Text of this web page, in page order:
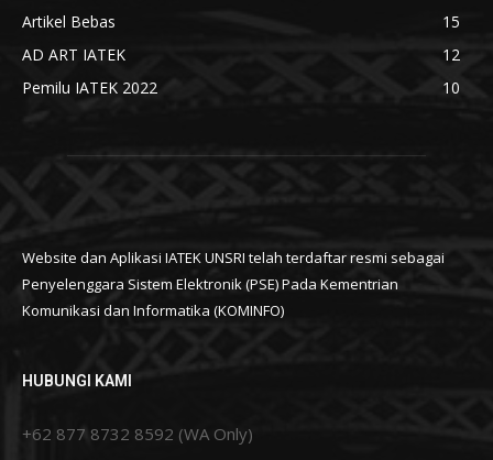
Artikel Bebas
15
AD ART IATEK
12
Pemilu IATEK 2022
10
Website dan Aplikasi IATEK UNSRI telah terdaftar resmi sebagai
Penyelenggara Sistem Elektronik (PSE) Pada Kementrian
Komunikasi dan Informatika (KOMINFO)
HUBUNGI KAMI
+62 877 8732 8592 (WA Only)